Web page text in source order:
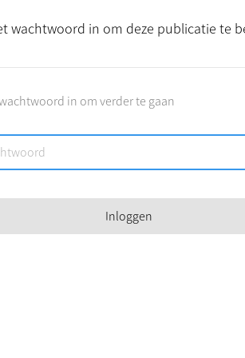
wachtwoord in om deze publicatie te
in om verder te gaan